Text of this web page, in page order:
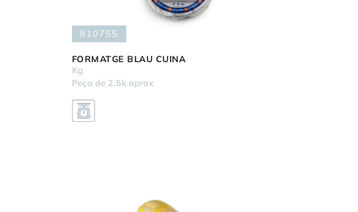
810755
FORMATGE BLAU CUINA
Kg
Peça de 2.5k aprox